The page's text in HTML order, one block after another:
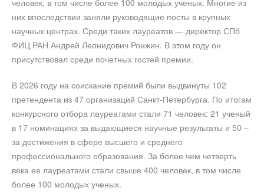
человек, в том числе более 100 молодых ученых. Многие из
них впоследствии заняли руководящие посты в крупных
научных центрах. Среди таких лауреатов — директор СПб
ФИЦ РАН Андрей Леонидович Ронжин. В этом году он
присутствовал среди почетных гостей премии.
В 2026 году на соискание премий были выдвинуты 102
претендента из 47 организаций Санкт-Петербурга. По итогам
конкурсного отбора лауреатами стали 71 человек: 21 ученый
в 17 номинациях за выдающиеся научные результаты и 50 –
за достижения в сфере высшего и среднего
профессионального образования. За более чем четверть
века ее лауреатами стали свыше 400 человек, в том числе
более 100 молодых ученых.